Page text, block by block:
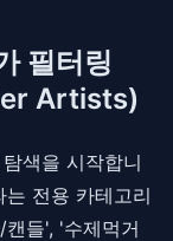
필터링
Artists)
색을 시작합니
전용 카테고리
들', '수제먹거